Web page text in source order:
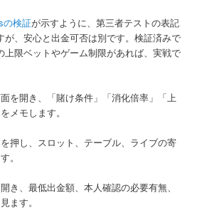
の検証が示すように、第三者テストの表記
が、安心と出金可否は別です。検証済みで
上限ベットやゲーム制限があれば、実戦で
を開き、「賭け条件」「消化倍率」「上
メモします。
を押し、スロット、テーブル、ライブの寄
。
き、最低出金額、本人確認の必要有無、
ます。